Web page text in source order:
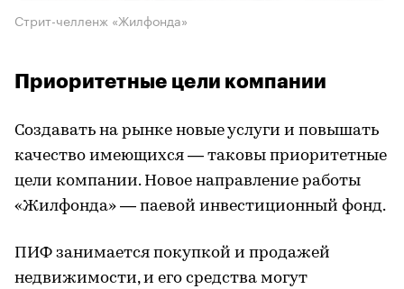
Стрит-челленж «Жилфонда»
Приоритетные цели компании
Создавать на рынке новые услуги и повышать
качество имеющихся — таковы приоритетные
цели компании. Новое направление работы
«Жилфонда» — паевой инвестиционный фонд.
ПИФ занимается покупкой и продажей
недвижимости, и его средства могут